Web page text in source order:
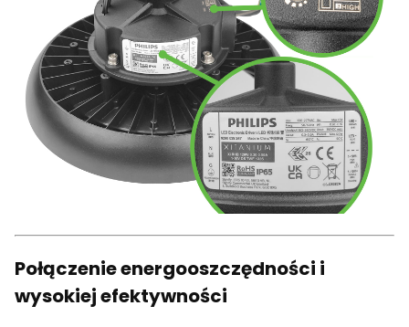
Połączenie energooszczędności i
wysokiej efektywności